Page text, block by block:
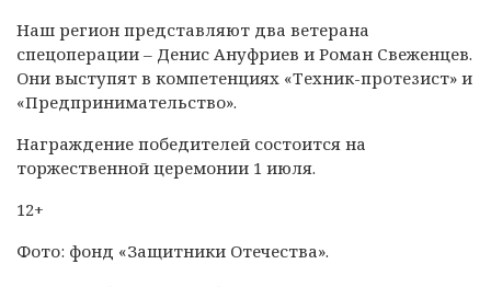
Наш регион представляют два ветерана
спецоперации – Денис Ануфриев и Роман Свеженцев.
Они выступят в компетенциях «Техник-протезист» и
«Предпринимательство».
Награждение победителей состоится на
торжественной церемонии 1 июля.
12+
Фото: фонд «Защитники Отечества».